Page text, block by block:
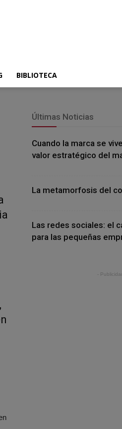
BIBLIOTECA
Últimas Noticias
Cuando la marca se
valor estratégico del
La metamorfosis del
Las redes sociales: el
para las pequeñas
-